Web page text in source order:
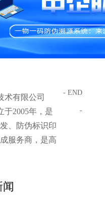
术有限公司
于2005年，是
、防伪标识印
服务商，是高
- END
-